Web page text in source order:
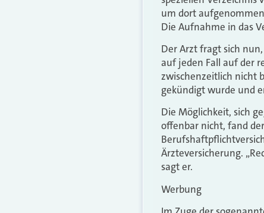
um dort
Die Aufnahme in das
Der Arzt fragt sich
auf jeden Fall auf der
zwischenzeitlich nicht
gekündigt wurde und
Die Möglichkeit, sich
offenbar nicht, fand
Ärzteversicherung.
sagt er.
Werbung